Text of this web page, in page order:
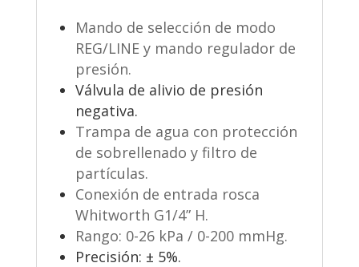
Mando de selección de modo
REG/LINE y mando regulador de
presión.
Válvula de alivio de presión
negativa.
Trampa de agua con protección
de sobrellenado y filtro de
partículas.
Conexión de entrada rosca
Whitworth G1/4” H.
Rango: 0-26 kPa / 0-200 mmHg.
Precisión: ± 5%.